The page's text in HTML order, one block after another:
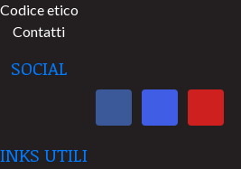
Codice etico
Contatti
SOCIAL
UTILI